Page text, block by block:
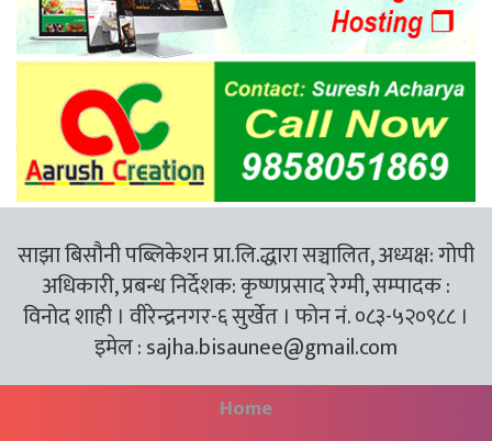
साझा बिसौनी पब्लिकेशन प्रा.लि.द्धारा सञ्चालित, अध्यक्ष: गोपी
अधिकारी, प्रबन्ध निर्देशक: कृष्णप्रसाद रेग्मी, सम्पादक :
विनोद शाही । वीरेन्द्रनगर-६ सुर्खेत । फोन नं. ०८३-५२०९८८ ।
इमेल :sajha.bisaunee@gmail.com
Home